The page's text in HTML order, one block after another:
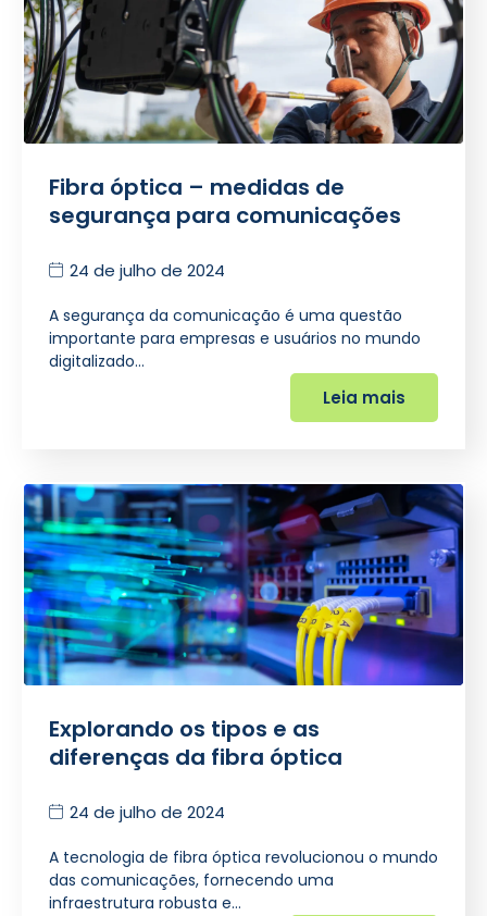
Fibra óptica – medidas de
segurança para comunicações
24 de julho de 2024
A segurança da comunicação é uma questão
importante para empresas e usuários no mundo
digitalizado…
Leia mais
Explorando os tipos e as
diferenças da fibra óptica
24 de julho de 2024
A tecnologia de fibra óptica revolucionou o mundo
das comunicações, fornecendo uma
infraestrutura robusta e…